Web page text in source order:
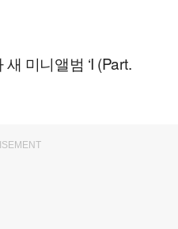
미니앨범 ‘I (Part.